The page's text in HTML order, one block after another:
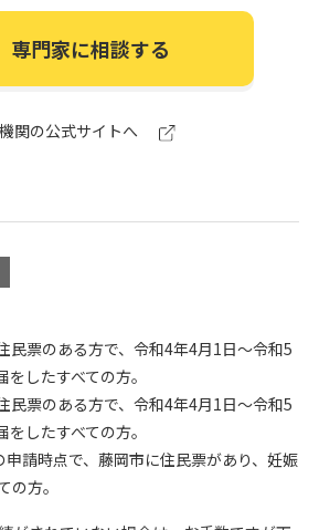
専門家に相談する
関の公式サイトへ
民票のある方で、令和4年4月1日～令和5
したすべての方。
民票のある方で、令和4年4月1日～令和5
したすべての方。
請時点で、藤岡市に住民票があり、妊娠
の方。